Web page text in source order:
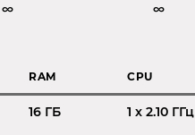
∞ ∞
RAM CPU
16 ГБ 1 x 2.10 ГГц